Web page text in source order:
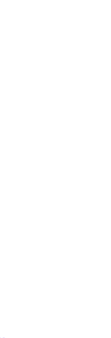
on our website. By
disable cookies, you can